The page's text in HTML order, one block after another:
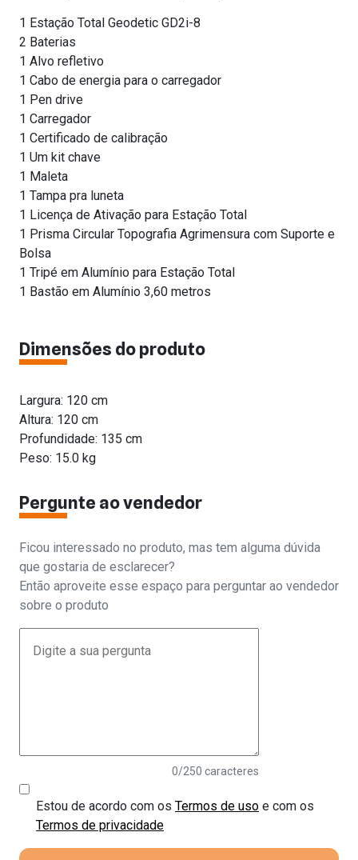
1 Estação Total Geodetic GD2i-8
2 Baterias
1 Alvo refletivo
1 Cabo de energia para o carregador
1 Pen drive
1 Carregador
1 Certificado de calibração
1 Um kit chave
1 Maleta
1 Tampa pra luneta
1 Licença de Ativação para Estação Total
1 Prisma Circular Topografia Agrimensura com Suporte e
Bolsa
1 Tripé em Alumínio para Estação Total
1 Bastão em Alumínio 3,60 metros
Dimensões do produto
Largura: 120 cm
Altura: 120 cm
Profundidade: 135 cm
Peso: 15.0 kg
Pergunte ao vendedor
Ficou interessado no produto, mas tem alguma dúvida
que gostaria de esclarecer?
Então aproveite esse espaço para perguntar ao vendedor
sobre o produto
0/250 caracteres
Estou de acordo com os Termos de uso e com os
Termos de privacidade